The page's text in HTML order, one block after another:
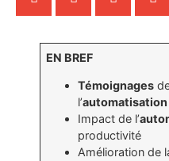
EN BREF
Témoignages
l’automatisation
Impact de l’
productivité
Amélioration de